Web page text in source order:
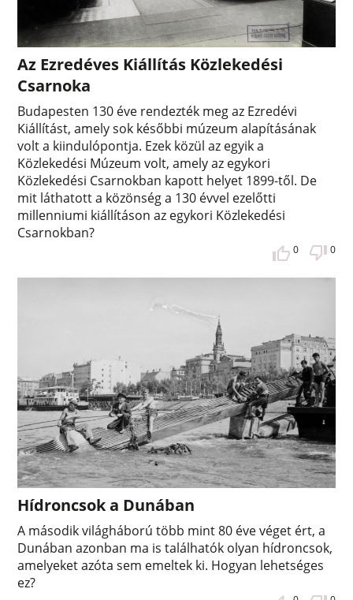
Az Ezredéves Kiállítás Közlekedési
Csarnoka
Budapesten 130 éve rendezték meg az Ezredévi
Kiállítást, amely sok későbbi múzeum alapításának
volt a kiindulópontja. Ezek közül az egyik a
Közlekedési Múzeum volt, amely az egykori
Közlekedési Csarnokban kapott helyet 1899-től. De
mit láthatott a közönség a 130 évvel ezelőtti
millenniumi kiállításon az egykori Közlekedési
Csarnokban?
0 0
Hídroncsok a Dunában
A második világháború több mint 80 éve véget ért, a
Dunában azonban ma is találhatók olyan hídroncsok,
amelyeket azóta sem emeltek ki. Hogyan lehetséges
ez?